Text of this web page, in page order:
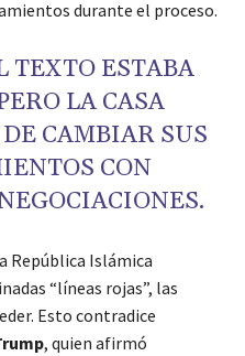
durante el proceso.
TEXTO ESTABA
LA CASA
CAMBIAR SUS
CON
República Islámica
“líneas rojas”, las
Esto contradice
, quien afirmó